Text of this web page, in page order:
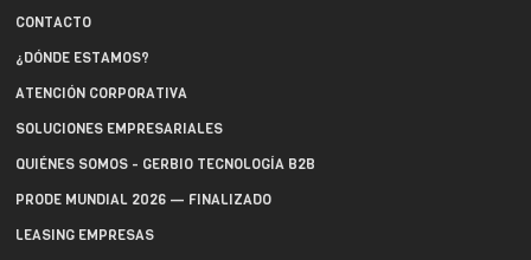
CONTACTO
¿DÓNDE ESTAMOS?
ATENCIÓN CORPORATIVA
SOLUCIONES EMPRESARIALES
QUIÉNES SOMOS - GERBIO TECNOLOGÍA B2B
PRODE MUNDIAL 2026 — FINALIZADO
LEASING EMPRESAS